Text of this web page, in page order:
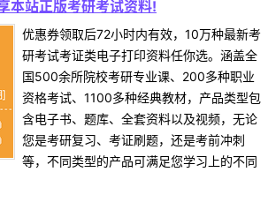
本站正版考研考试资料!
优惠券领取后72小时内有效，10万种最新考
研考试考证类电子打印资料任你选。涵盖全
国500余所院校考研专业课、200多种职业
资格考试、1100多种经典教材，产品类型包
含电子书、题库、全套资料以及视频，无论
您是考研复习、考证刷题，还是考前冲刺
等，不同类型的产品可满足您学习上的不同